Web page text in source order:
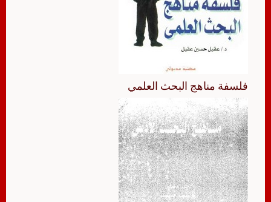
فلسفة مناهج البحث العلمي